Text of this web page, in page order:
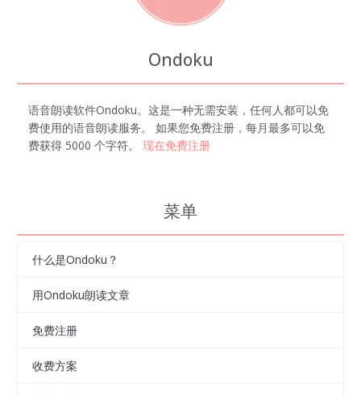
Ondoku
语音朗读软件Ondoku。这是一种无需安装，任何人都可以免
费使用的语音朗读服务。 如果您免费注册，每月最多可以免
费获得 5000 个字符。 现在免费注册
菜单
什么是Ondoku？
用Ondoku朗读文章
免费注册
收费方案